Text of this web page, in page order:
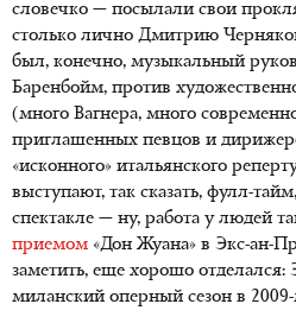
словечко — посылали свои
столько лично Дмитрию
был, конечно, музыкальный
Баренбойм, против
(много Вагнера, много
приглашенных певцов и
«исконного» итальянского
выступают, так сказать, фулл-
спектакле — ну, работа у людей
приемом «Дон Жуана» в Экс-ан-
заметить, еще хорошо
миланский оперный сезон в